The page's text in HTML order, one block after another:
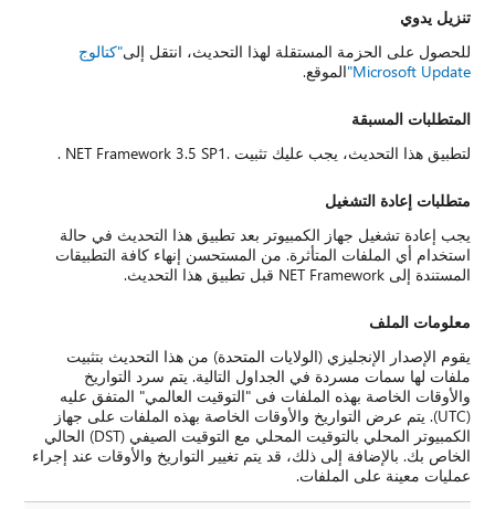
تنزيل يدوي
للحصول على الحزمة المستقلة لهذا التحديث، انتقل إلى"كتالوج
Microsoft Update" الموقع.
المتطلبات المسبقة
لتطبيق هذا التحديث، يجب عليك تثبيت .NET Framework 3.5 SP1 .
متطلبات إعادة التشغيل
يجب إعادة تشغيل جهاز الكمبيوتر بعد تطبيق هذا التحديث في حالة
استخدام أي الملفات المتأثرة. من المستحسن إنهاء كافة التطبيقات
المستندة إلى NET Framework قبل تطبيق هذا التحديث.
معلومات الملف
يقوم الإصدار الإنجليزي (الولايات المتحدة) من هذا التحديث بتثبيت
ملفات لها سمات مسردة في الجداول التالية. يتم سرد التواريخ
والأوقات الخاصة بهذه الملفات فى "التوقيت العالمي" المتفق عليه
(UTC). يتم عرض التواريخ والأوقات الخاصة بهذه الملفات على جهاز
الكمبيوتر المحلي بالتوقيت المحلي مع التوقيت الصيفي (DST) الحالي
الخاص بك. بالإضافة إلى ذلك، قد يتم تغيير التواريخ والأوقات عند إجراء
عمليات معينة على الملفات.